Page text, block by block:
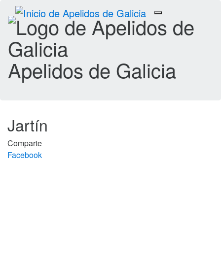
Toggle
navigation
Apelidos de Galicia
Jartín
Comparte
Facebook